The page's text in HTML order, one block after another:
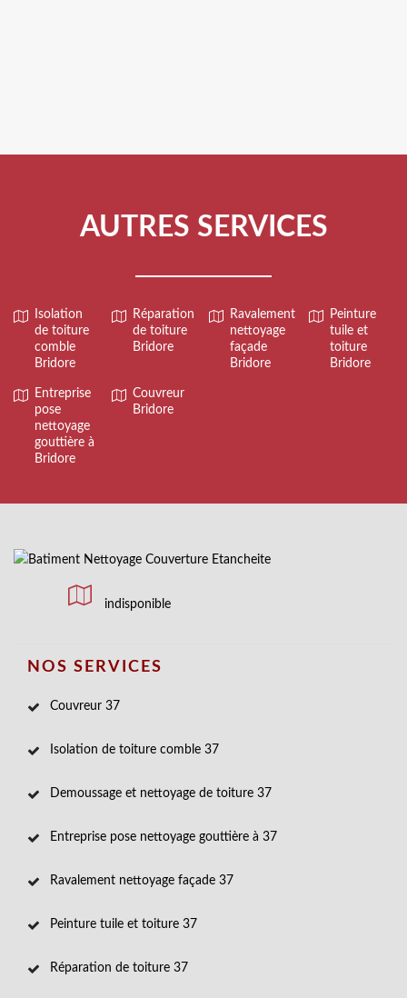
AUTRES SERVICES
Isolation
de toiture
comble
Bridore
Réparation
de toiture
Bridore
Ravalement
nettoyage
façade
Bridore
Peinture
tuile et
toiture
Bridore
Entreprise
pose
nettoyage
gouttière à
Bridore
Couvreur
Bridore
indisponible
NOS SERVICES
Couvreur 37
Isolation de toiture comble 37
Demoussage et nettoyage de toiture 37
Entreprise pose nettoyage gouttière à 37
Ravalement nettoyage façade 37
Peinture tuile et toiture 37
Réparation de toiture 37